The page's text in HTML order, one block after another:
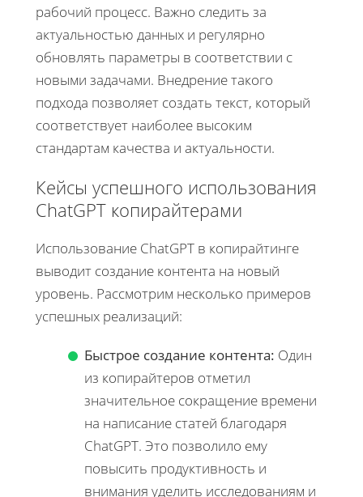
рабочий процесс. Важно следить за
актуальностью данных и регулярно
обновлять параметры в соответствии с
новыми задачами. Внедрение такого
подхода позволяет создать текст, который
соответствует наиболее высоким
стандартам качества и актуальности.
Кейсы успешного использования
ChatGPT копирайтерами
Использование ChatGPT в копирайтинге
выводит создание контента на новый
уровень. Рассмотрим несколько примеров
успешных реализаций:
Быстрое создание контента: Один
из копирайтеров отметил
значительное сокращение времени
на написание статей благодаря
ChatGPT. Это позволило ему
повысить продуктивность и
внимания уделить исследованиям и